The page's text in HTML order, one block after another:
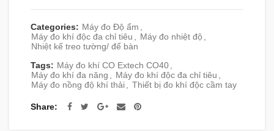
Categories: Máy đo Độ ẩm
Máy đo khí độc đa chỉ tiêu
Máy đo nhiệt độ
Nhiệt kế treo tường/ để bàn
Tags: Máy đo khí CO Extech CO40
Máy đo khí đa năng
Máy đo khí độc đa chỉ tiêu
Máy đo nồng độ khí thải
Thiết bị đo khí độc cầm tay
Share